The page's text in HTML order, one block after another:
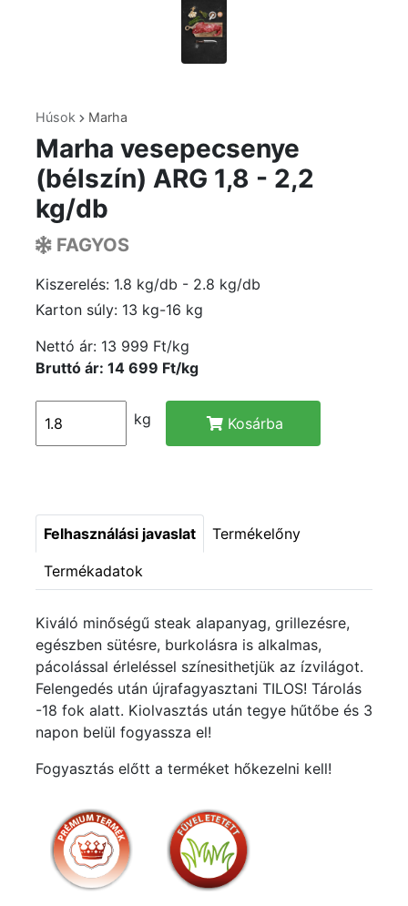
Húsok Marha
Marha vesepecsenye
(bélszín) ARG 1,8 - 2,2
kg/db
FAGYOS
Kiszerelés: 1.8 kg/db - 2.8 kg/db
Karton súly: 13 kg-16 kg
Nettó ár: 13 999 Ft/kg
Bruttó ár: 14 699 Ft/kg
kg Kosárba
Felhasználási javaslat Termékelőny
Termékadatok
Kiváló minőségű steak alapanyag, grillezésre,
egészben sütésre, burkolásra is alkalmas,
pácolással érleléssel színesithetjük az ízvilágot.
Felengedés után újrafagyasztani TILOS! Tárolás
-18 fok alatt. Kiolvasztás után tegye hűtőbe és 3
napon belül fogyassza el!
Fogyasztás előtt a terméket hőkezelni kell!